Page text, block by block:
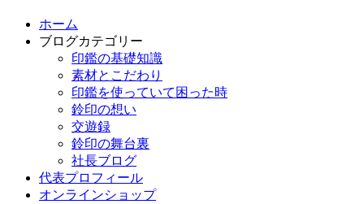
ホーム
ブログカテゴリー
印鑑の基礎知識
素材とこだわり
印鑑を使っていて困った時
鈴印の想い
交遊録
鈴印の舞台裏
社長ブログ
代表プロフィール
オンラインショップ